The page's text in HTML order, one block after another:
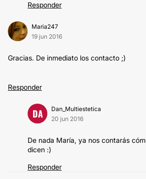
Responder
Maria247
19 jun 2016
Gracias. De inmediato los contacto ;)
Responder
DA
Dan_Multiestetica
20 jun 2016
De nada María, ya nos contarás
dicen :)
Responder